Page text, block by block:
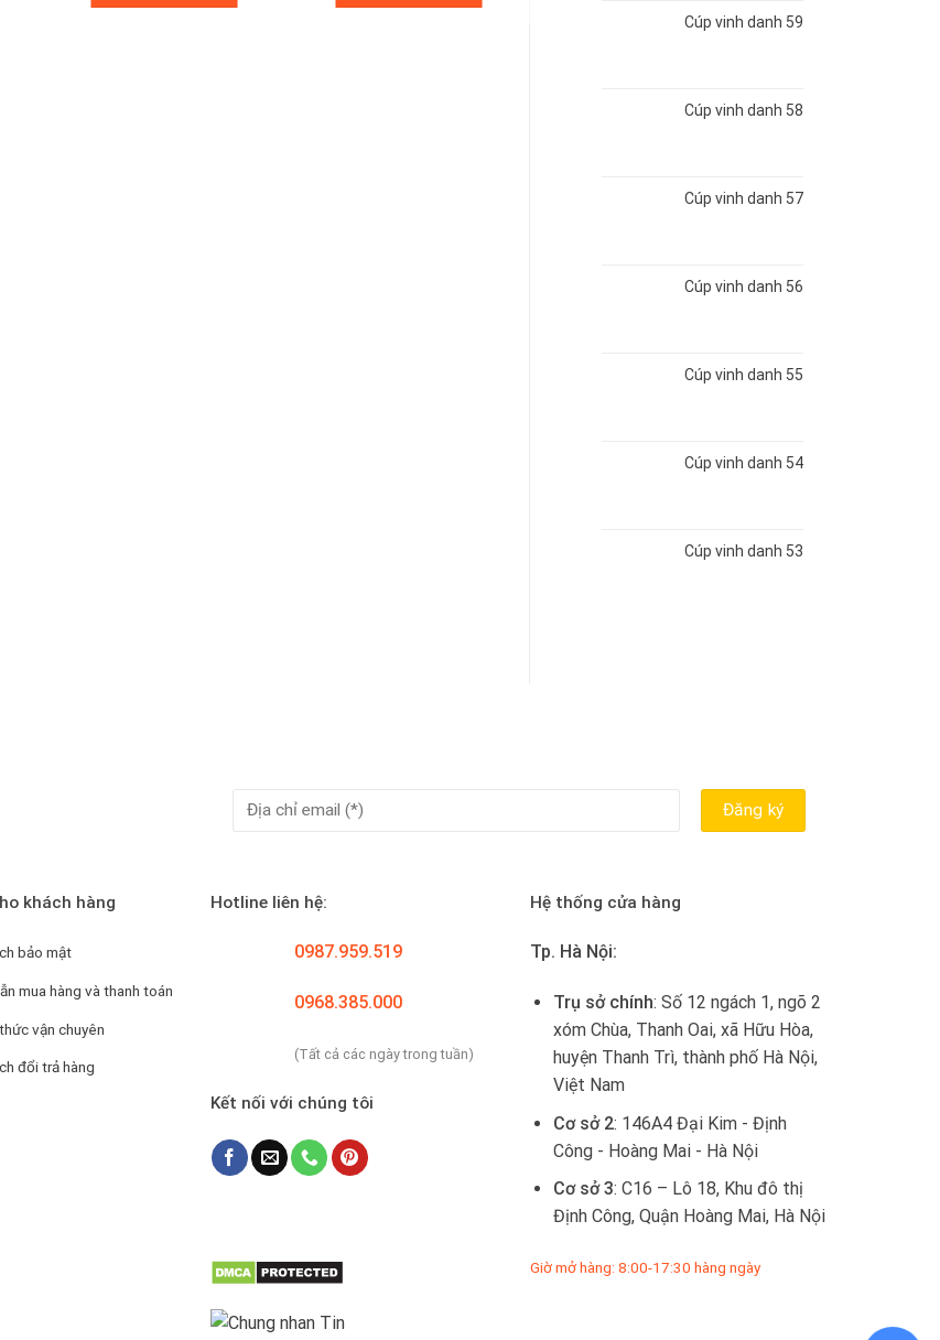
Cúp vinh danh 59
Cúp vinh danh 58
Cúp vinh danh 57
Cúp vinh danh 56
Cúp vinh danh 55
Cúp vinh danh 54
Cúp vinh danh 53
khách hàng
bảo mật
mua hàng và thanh toán
vận chuyên
đổi trả hàng
Hotline liên hệ:
0987.959.519
0968.385.000
(Tất cả các ngày trong tuần)
Kết nối với chúng tôi
Hệ thống cửa hàng
Tp. Hà Nội:
Trụ sở chính: Số 12 ngách 1, ngõ 2
xóm Chùa, Thanh Oai, xã Hữu Hòa,
huyện Thanh Trì, thành phố Hà Nội,
Việt Nam
Cơ sở 2: 146A4 Đại Kim - Định
Công - Hoàng Mai - Hà Nội
Cơ sở 3: C16 – Lô 18, Khu đô thị
Định Công, Quận Hoàng Mai, Hà Nội
Giờ mở hàng: 8:00-17:30 hàng ngày